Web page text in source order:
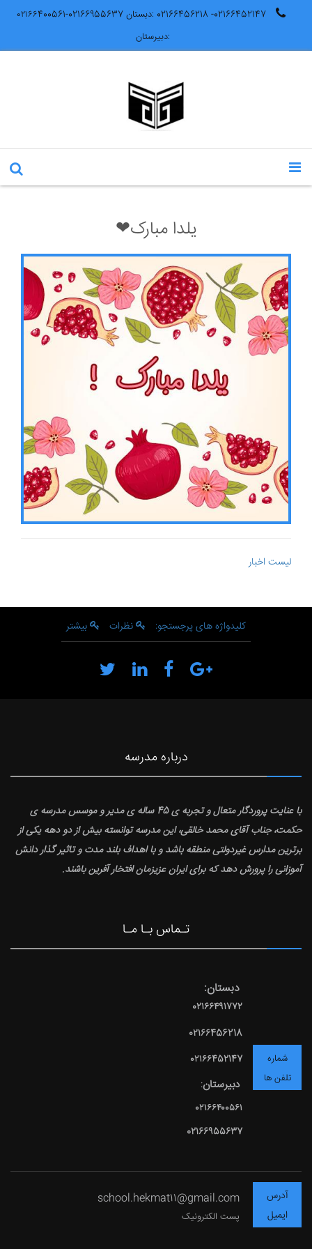
02166452147- 02166456218 :دبستان 02166955637-۰۲۱۶۶400561
:دبیرستان
یلدا مبارک❤
لیست اخبار
کلیدواژه های پرجستجو: نظرات بیشتر
درباره مدرسه
با عنایت پروردگار متعال و تجربه ی 45 ساله ی مدیر و موسس مدرسه ی
حکمت، جناب آقای محمد خالقی، این مدرسه توانسته بیش از دو دهه یکی از
برترین مدارس غیردولتی منطقه باشد و با اهداف بلند مدت و تاثیر گذار دانش
آموزانی را پرورش دهد که برای ایران عزیزمان افتخار آفرین باشند.
تـماس بـا مـا
شماره
تلفن ها
دبستان:
۰۲۱۶۶۴۹۱۷۷۲
۰۲۱۶۶456218
۰۲۱۶۶452147
دبیرستان:
۰۲۱۶۶۴۰۰۵۶۱
02166955637
آدرس
ایمیل
پست الکترونیک